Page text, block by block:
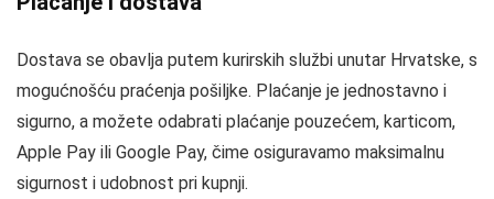
Dostava se obavlja putem kurirskih službi unutar Hrvatske, s
mogućnošću praćenja pošiljke. Plaćanje je jednostavno i
sigurno, a možete odabrati plaćanje pouzećem, karticom,
Apple Pay ili Google Pay, čime osiguravamo maksimalnu
sigurnost i udobnost pri kupnji.